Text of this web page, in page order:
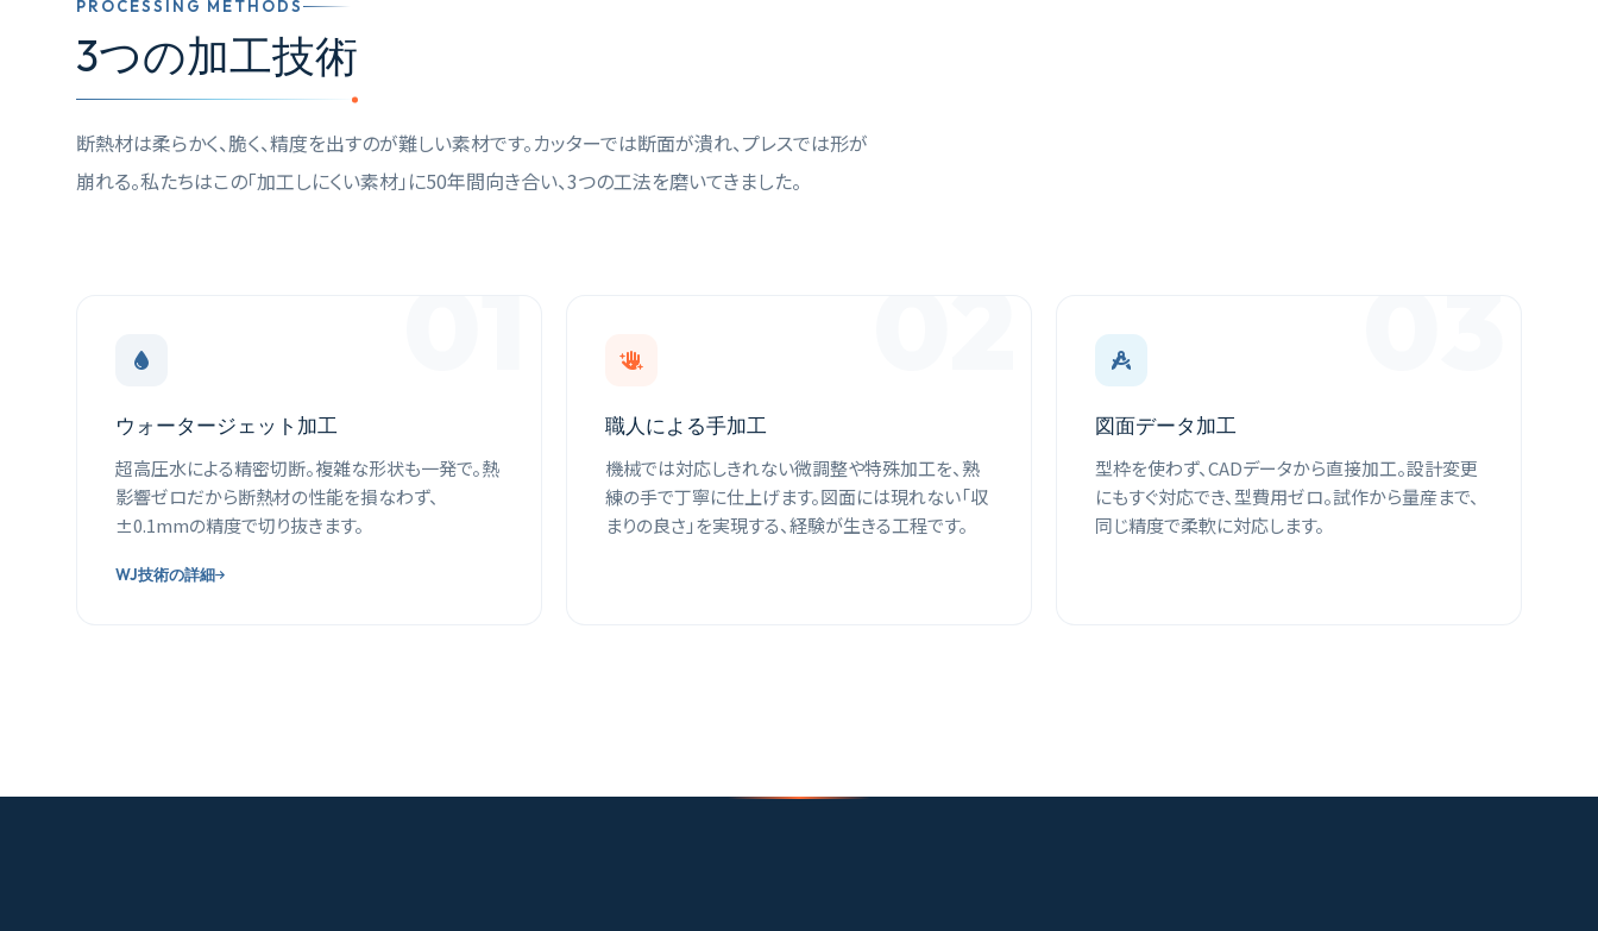
PROCESSING METHODS
3つの加工技術
断熱材は柔らかく、脆く、精度を出すのが難しい素材です。カッターでは断面が潰れ、プレスでは形が
崩れる。私たちはこの「加工しにくい素材」に50年間向き合い、3つの工法を磨いてきました。
ウォータージェット加工
超高圧水による精密切断。複雑な形状も一発で。熱
影響ゼロだから断熱材の性能を損なわず、
±0.1mmの精度で切り抜きます。
WJ技術の詳細
職人による手加工
機械では対応しきれない微調整や特殊加工を、熟
練の手で丁寧に仕上げます。図面には現れない「収
まりの良さ」を実現する、経験が生きる工程です。
図面データ加工
型枠を使わず、CADデータから直接加工。設計変更
にもすぐ対応でき、型費用ゼロ。試作から量産まで、
同じ精度で柔軟に対応します。